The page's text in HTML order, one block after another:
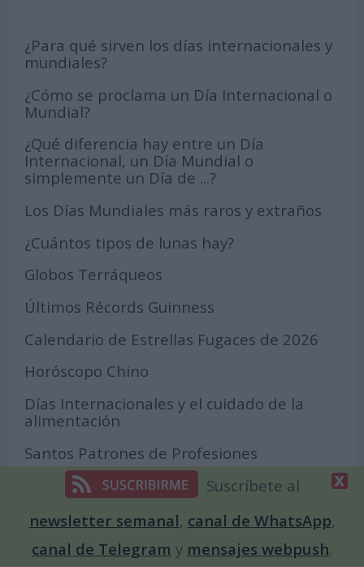
¿Para qué sirven los días internacionales y
mundiales?
¿Cómo se proclama un Día Internacional o
Mundial?
¿Qué diferencia hay entre un Día
Internacional, un Día Mundial o
simplemente un Día de ...?
Los Días Mundiales más raros y extraños
¿Cuántos tipos de lunas hay?
Globos Terráqueos
Últimos Récords Guinness
Calendario de Estrellas Fugaces de 2026
Horóscopo Chino
Días Internacionales y el cuidado de la
alimentación
Santos Patrones de Profesiones
Todo sobre la Agenda 2030 y los Objetivos
de Desarrollo Sostenible
Cómo un día internacional puede
amplificar la visibilidad de una causa
Suscríbete al
newsletter semanal, canal de WhatsApp,
canal de Telegram y mensajes webpush.